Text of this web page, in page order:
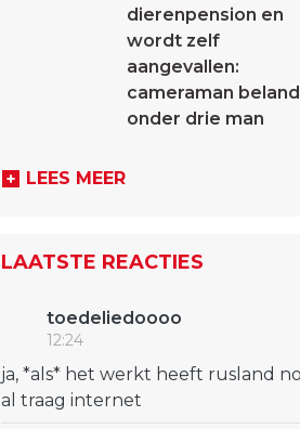
dierenpension en
wordt zelf
aangevallen:
cameraman
onder drie man
LEES MEER
LAATSTE REACTIES
toedeliedoooo
12:24
ja, *als* het werkt heeft rusland
al traag internet